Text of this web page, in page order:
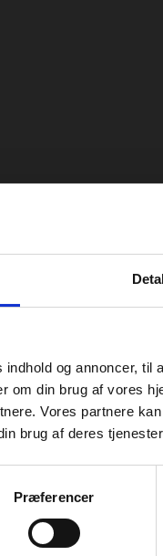
og annoncer,
om din brug af vores
Vores partnere
brug af deres
Præferencer